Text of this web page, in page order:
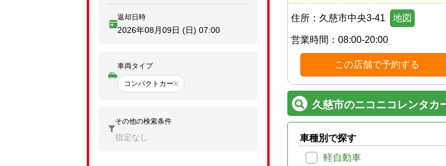
住所： 久慈市中央3-41 地図
営業時間： 08:00-20:00
この店舗で予約する
久慈市のニコニコレンタカ
車種別で探す
軽自動車
返却日時
2026年08月09日 (日) 07:00
車両タイプ
コンパクトカー
その他の検索条件
指定なし